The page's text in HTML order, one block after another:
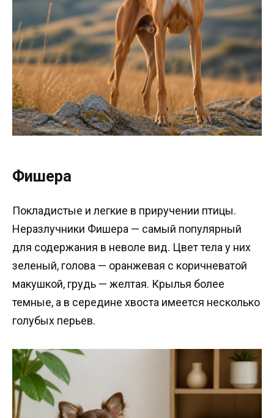
Фишера
Покладистые и легкие в приручении птицы.
Неразлучники Фишера — самый популярный
для содержания в неволе вид. Цвет тела у них
зеленый, голова — оранжевая с коричневатой
макушкой, грудь — желтая. Крылья более
темные, а в середине хвоста имеется несколько
голубых перьев.